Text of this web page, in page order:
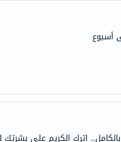
dralthea
celimax
أسبوع